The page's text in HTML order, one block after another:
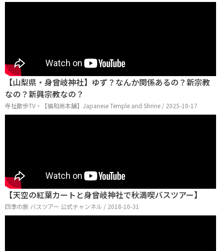
【山梨県・身曾岐神社】ゆず？なんか関係あるの？新宗教
なの？新興宗教なの？
寺社散歩TV・【猫和尚本舗】Japanese Temple and Shrine / 2025-10-17
【天空の紅葉カートと身曾岐神社で秋満喫バスツアー】
四季の旅 バスツアー 公式チャンネル / 2018-10-31